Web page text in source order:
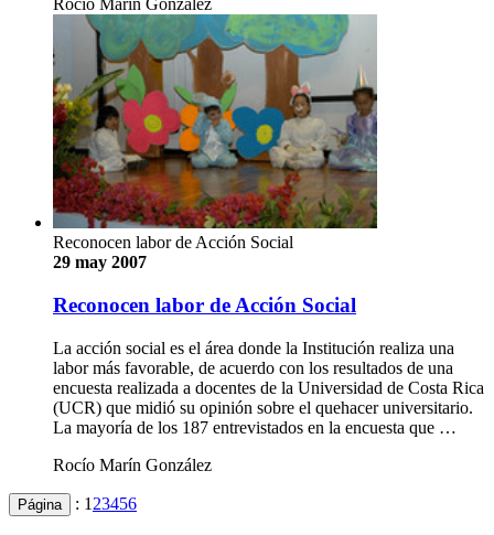
Reconocen labor de Acción Social
29 may 2007
Reconocen labor de Acción Social
La acción social es el área donde la Institución realiza una
labor más favorable, de acuerdo con los resultados de una
encuesta realizada a docentes de la Universidad de Costa Rica
(UCR) que midió su opinión sobre el quehacer universitario.
La mayoría de los 187 entrevistados en la encuesta que …
Rocío Marín González
Página : 1 23456